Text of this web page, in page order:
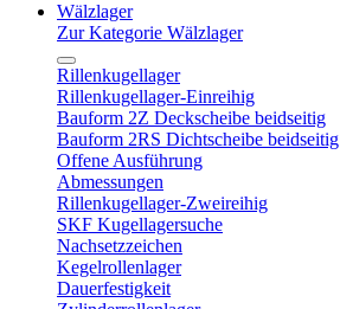
Wälzlager
Zur Kategorie Wälzlager
Rillenkugellager
Rillenkugellager-Einreihig
Bauform 2Z Deckscheibe beidseitig
Bauform 2RS Dichtscheibe beidseitig
Offene Ausführung
Abmessungen
Rillenkugellager-Zweireihig
SKF Kugellagersuche
Nachsetzzeichen
Kegelrollenlager
Dauerfestigkeit